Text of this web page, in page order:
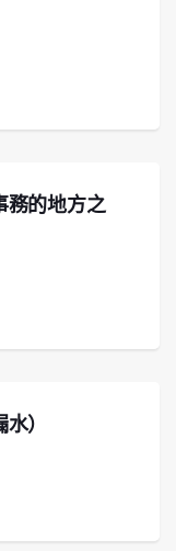
務的地方之
）